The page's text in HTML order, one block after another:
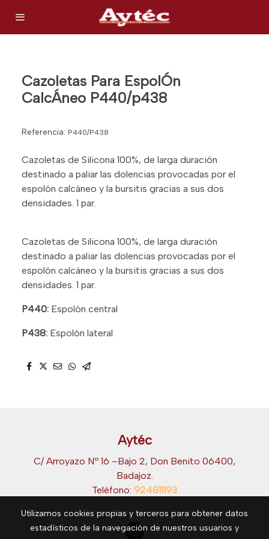
Cazoletas Para EspolÓn
CalcÁneo P440/p438
Referencia: P440/P438
Cazoletas de Silicona 100%, de larga duración
destinado a paliar las dolencias provocadas por el
espolón calcáneo y la bursitis gracias a sus dos
densidades. 1 par.
Cazoletas de Silicona 100%, de larga duración
destinado a paliar las dolencias provocadas por el
espolón calcáneo y la bursitis gracias a sus dos
densidades. 1 par.
P440: Espolón central
P438: Espolón lateral
Aytéc
C/ Arroyazo Nº 16 –Bajo 2, Don Benito 06400,
Badajoz.
Teléfono: 924811193
Utilizamos cookies propias y terceros para obtener datos
estadísticos de la navegación de nuestros usuarios y